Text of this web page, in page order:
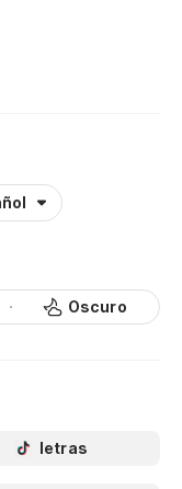
Oscuro
letras